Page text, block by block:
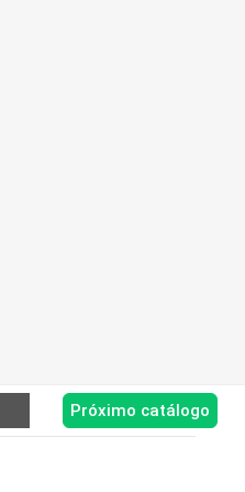
Próximo catálogo